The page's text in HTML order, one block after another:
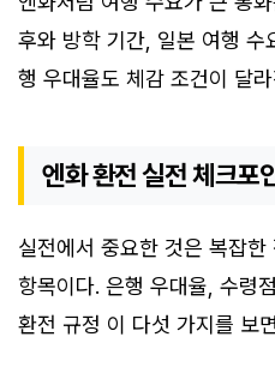
후와 방학 기간, 일본 여행 수
행 우대율도 체감 조건이 달
엔화 환전 실전 체크포
실전에서 중요한 것은 복잡
항목이다. 은행 우대율, 수령
환전 규정 이 다섯 가지를 보